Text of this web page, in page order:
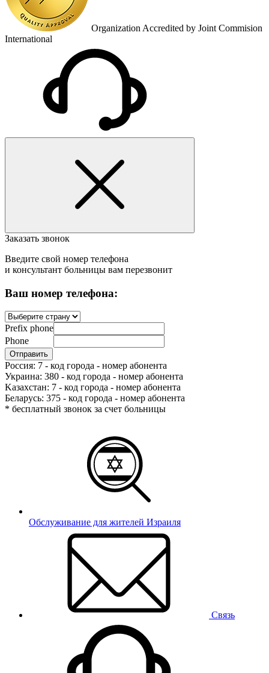
Organization Accredited by Joint Commision
International
Заказать звонок
Введите свой номер телефона
и консультант больницы вам перезвонит
Ваш номер телефона:
Prefix phone
Phone
Россия: 7 - код города - номер абонента
Украина: 380 - код города - номер абонента
Kазахстан: 7 - код города - номер абонента
Беларусь: 375 - код города - номер абонента
* бесплатный звонок за счет больницы
Обслуживание для жителей Израиля
Связь